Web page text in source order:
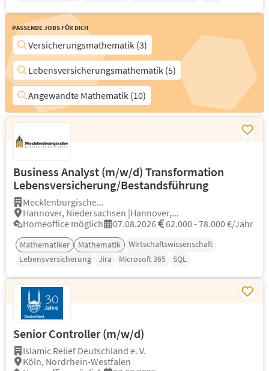
Passende Jobs für Dich
Versicherungsmathematik (3)
Lebensversicherungsmathematik (5)
Angewandte Mathematik (10)
Business Analyst (m/w/d) Transformation
Lebensversicherung/Bestandsführung
Mecklenburgische...
Hannover, Niedersachsen |Hannover,...
Homeoffice möglich
07.08.2026 62.000 - 78.000 €/Jahr
Mathematiker Mathematik
Wirtschaftswissenschaft
Lebensversicherung
Jira Microsoft 365 SQL
Senior Controller (m/w/d)
Islamic Relief Deutschland e. V.
Köln, Nordrhein-Westfalen